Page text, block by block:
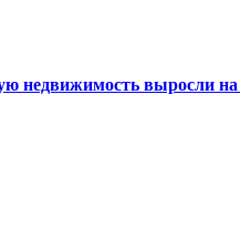
недвижимость выросли